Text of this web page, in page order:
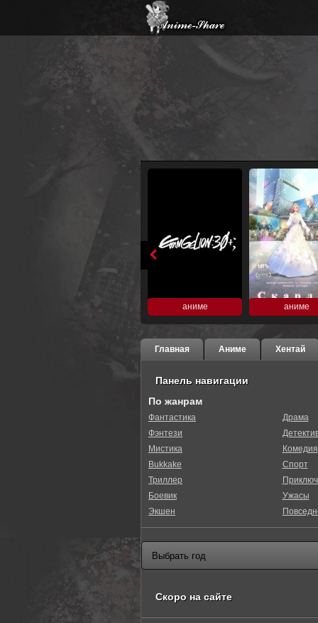
аниме аниме
Главная Аниме Хентай
Панель навигации
По жанрам
Фантастика
Фэнтези
Мистика
Bukkake
Триллер
Боевик
Экшен
Драма
Комедия
Спорт
Ужасы
Скоро на сайте